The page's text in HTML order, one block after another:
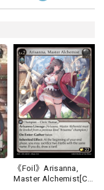
《Foil》Arisanna,
Master Alchemist[C]